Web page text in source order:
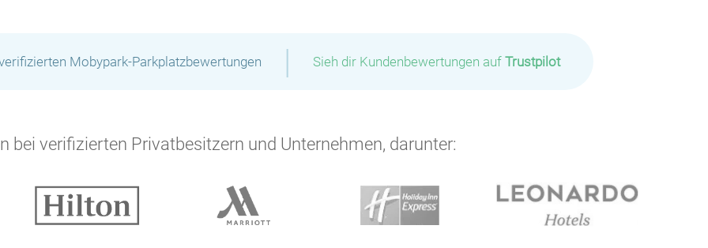
Mobypark-Parkplatzbewertungen | Sieh dir Kundenbewertungen auf Trustpilot
bei verifizierten Privatbesitzern und Unternehmen, darunter:
P